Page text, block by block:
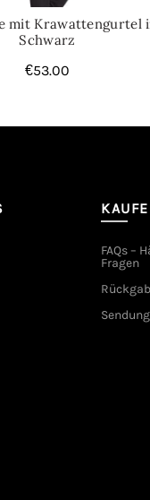
mit Krawattengurtel
Schwarz
€53.00
FAQs –
Fragen